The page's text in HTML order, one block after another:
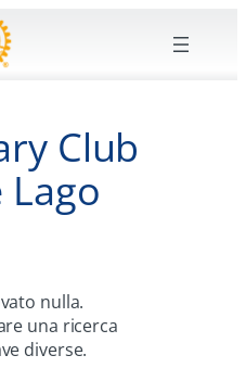
Club
nulla.
una ricerca
diverse.